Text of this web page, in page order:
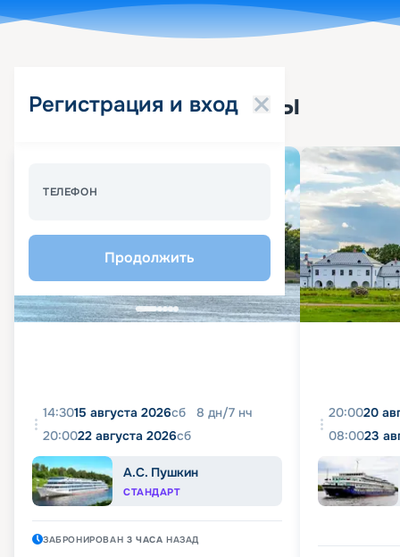
Регистрация и вход
ТЕЛЕФОН
Продолжить
Популярные круизы
14:3015 августа 2026сб 8 дн/7 нч
20:0022 августа 2026сб
А.С. Пушкин
СТАНДАРТ
ЗАБРОНИРОВАН 3 ЧАСА НАЗАД
20:0020
08:0023